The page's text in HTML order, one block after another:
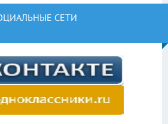
СЕТИ